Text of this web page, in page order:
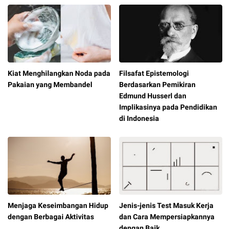
Kiat Menghilangkan Noda pada
Pakaian yang Membandel
Filsafat Epistemologi
Berdasarkan Pemikiran
Edmund Husserl dan
Implikasinya pada Pendidikan
di Indonesia
Menjaga Keseimbangan Hidup
dengan Berbagai Aktivitas
Jenis-jenis Test Masuk Kerja
dan Cara Mempersiapkannya